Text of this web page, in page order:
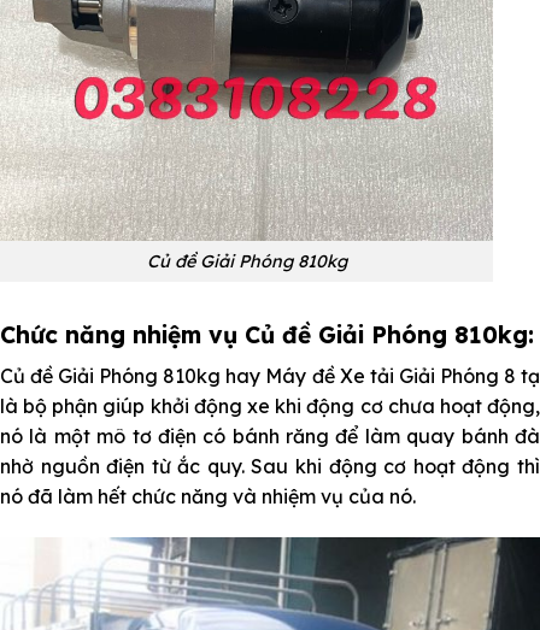
Củ đề Giải Phóng 810kg
Chức năng nhiệm vụ Củ đề Giải Phóng 810kg:
Củ đề Giải Phóng 810kg hay Máy đề Xe tải Giải Phóng 8 tạ
là bộ phận giúp khởi động xe khi động cơ chưa hoạt động,
nó là một mô tơ điện có bánh răng để làm quay bánh đà
nhờ nguồn điện từ ắc quy. Sau khi động cơ hoạt động thì
nó đã làm hết chức năng và nhiệm vụ của nó.